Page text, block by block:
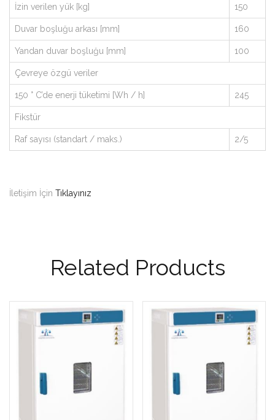
İzin verilen yük [kg] 150
Duvar boşluğu arkası [mm] 160
Yandan duvar boşluğu [mm] 100
Çevreye özgü veriler
150 ° C’de enerji tüketimi [Wh / h] 245
Fikstür
Raf sayısı (standart / maks.) 2/5
İletişim İçin Tıklayınız
Related Products